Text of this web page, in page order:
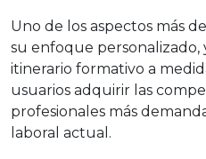
Uno de los aspectos más
su enfoque personalizado,
itinerario formativo a
usuarios adquirir las
profesionales más
laboral actual.